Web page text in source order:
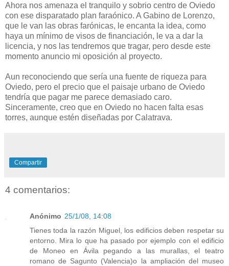
Ahora nos amenaza el tranquilo y sobrio centro de Oviedo
con ese disparatado plan faraónico. A Gabino de Lorenzo,
que le van las obras farónicas, le encanta la idea, como
haya un mínimo de visos de financiación, le va a dar la
licencia, y nos las tendremos que tragar, pero desde este
momento anuncio mi oposición al proyecto.
Aun reconociendo que sería una fuente de riqueza para
Oviedo, pero el precio que el paisaje urbano de Oviedo
tendría que pagar me parece demasiado caro.
Sinceramente, creo que en Oviedo no hacen falta esas
torres, aunque estén diseñadas por Calatrava.
Compartir
4 comentarios:
Anónimo 25/1/08, 14:08
Tienes toda la razón Miguel, los edificios deben respetar su
entorno. Mira lo que ha pasado por ejemplo con el edificio
de Moneo en Ávila pegando a las murallas, el teatro
romano de Sagunto (Valencia)o la ampliación del museo